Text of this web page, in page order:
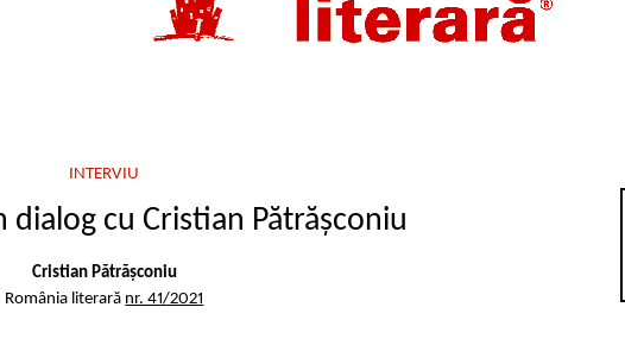
INTERVIU
dialog cu Cristian Pătrășconiu
Cristian Pătrășconiu
România literară nr. 41/2021